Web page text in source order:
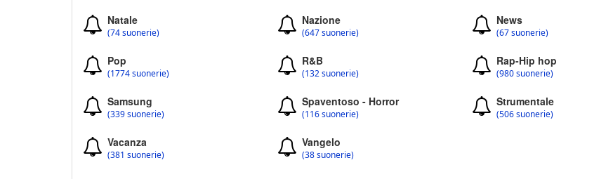
Natale
(74 suonerie)
Nazione
(647 suonerie)
News
(67 suonerie)
Pop
(1774 suonerie)
R&B
(132 suonerie)
Rap-Hip hop
(980 suonerie)
Samsung
(339 suonerie)
Spaventoso - Horror
(116 suonerie)
Strumentale
(506 suonerie)
Vacanza
(381 suonerie)
Vangelo
(38 suonerie)